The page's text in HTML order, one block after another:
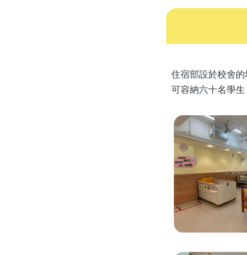
住宿部設於校舍
可容納六十名學